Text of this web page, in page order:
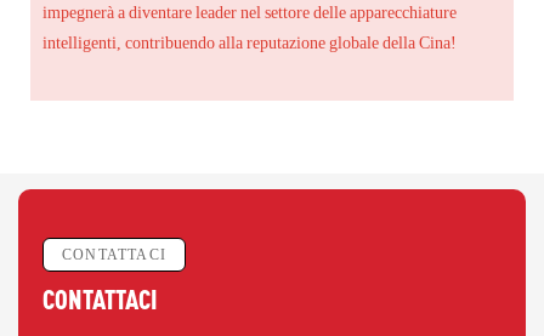
impegnerà a diventare leader nel settore delle apparecchiature
intelligenti, contribuendo alla reputazione globale della Cina!
CONTATTACI
CONTATTACI